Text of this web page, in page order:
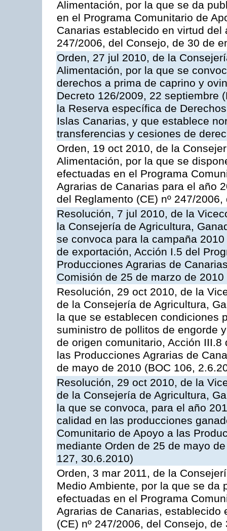
Alimentación, por la que se da
en el Programa Comunitario de
Canarias establecido en virtud del
247/2006, del Consejo, de 30 de
Orden, 27 jul 2010, de la
Alimentación, por la que se
derechos a prima de caprino y
Decreto 126/2009, 22 septiembre
la Reserva específica de
Islas Canarias, y que establece
transferencias y cesiones de
Orden, 19 oct 2010, de la
Alimentación, por la que se
efectuadas en el Programa
Agrarias de Canarias para el año
del Reglamento (CE) nº 247/
Resolución, 7 jul 2010, de la
la Consejería de Agricultura,
se convoca para la campaña
de exportación, Acción I.5 del
Producciones Agrarias de
Comisión de 25 de marzo de 2010
Resolución, 29 oct 2010, de la
de la Consejería de Agricultura,
la que se establecen condiciones
suministro de pollitos de engorde
de origen comunitario, Acción
las Producciones Agrarias de
de mayo de 2010 (BOC 106,
Resolución, 29 oct 2010, de la
de la Consejería de Agricultura,
la que se convoca, para el año
calidad en las producciones
Comunitario de Apoyo a las
mediante Orden de 25 de mayo
127, 30.6.2010)
Orden, 3 mar 2011, de la
Medio Ambiente, por la que se da
efectuadas en el Programa
Agrarias de Canarias,
(CE) nº 247/2006, del Consejo,